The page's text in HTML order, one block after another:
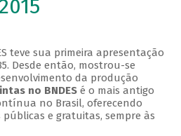
teve sua primeira apresentação
Desde então, mostrou-se
da produção
no BNDESé o mais antigo
no Brasil, oferecendo
e gratuitas, sempre às